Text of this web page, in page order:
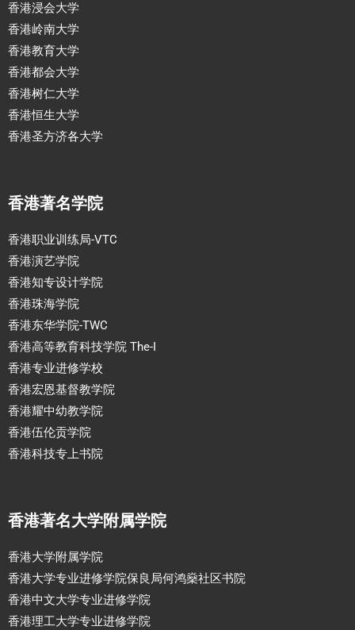
香港浸会大学
香港岭南大学
香港教育大学
香港都会大学
香港树仁大学
香港恒生大学
香港圣方济各大学
香港著名学院
香港职业训练局-VTC
香港演艺学院
香港知专设计学院
香港珠海学院
香港东华学院-TWC
香港高等教育科技学院 The-I
香港专业进修学校
香港宏恩基督教学院
香港耀中幼教学院
香港伍伦贡学院
香港科技专上书院
香港著名大学附属学院
香港大学附属学院
香港大学专业进修学院保良局何鸿燊社区书院
香港中文大学专业进修学院
香港理工大学专业进修学院